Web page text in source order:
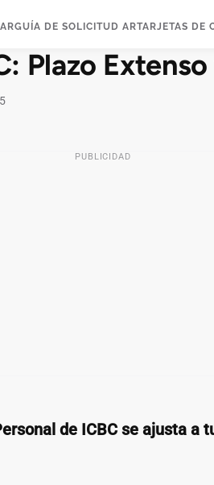
GUÍA DE SOLICITUD ARTARJETAS DE
Plazo Extenso
PUBLICIDAD
de ICBC se ajusta a